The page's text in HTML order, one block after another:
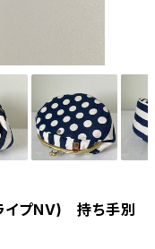
イプNV) 持ち手別